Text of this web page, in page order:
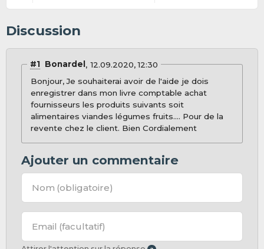
Discussion
#1 Bonardel
12.09.2020, 12:30
Bonjour, Je souhaiterai avoir de l'aide je dois
enregistrer dans mon livre comptable achat
fournisseurs les produits suivants soit
alimentaires viandes légumes fruits.... Pour de la
revente chez le client. Bien Cordialement
Ajouter un commentaire
Nom (obligatoire)
Email (facultatif)